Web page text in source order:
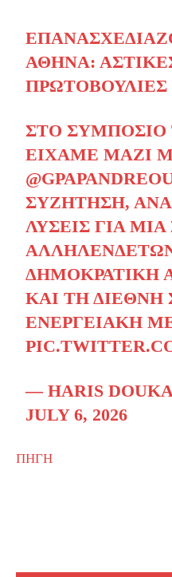
ΑΘΉΝΑ:
ΠΡΩΤΟΒΟΥΛΊΕΣ
ΣΤΟ
ΕΊΧΑΜΕ ΜΑΖΊ
ΣΥΖΉΤΗΣΗ,
ΛΎΣΕΙΣ ΓΙΑ ΜΙΑ
ΔΗΜΟΚΡΑΤΙΚΉ
ΚΑΙ ΤΗ ΔΙΕΘΝΉ
ΕΝΕΡΓΕΙΑΚΉ
— HARIS
JULY 6, 2026
ΠΗΓΗ